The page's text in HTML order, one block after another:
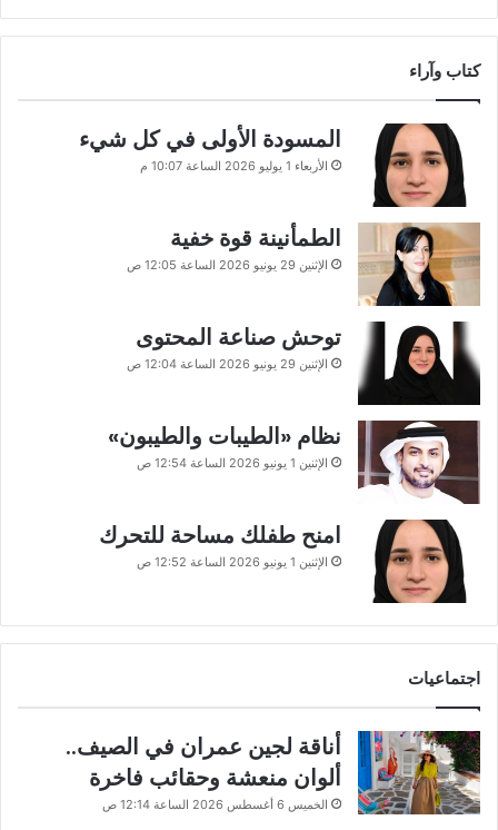
كتاب وآراء
المسودة الأولى في كل شيء
الأربعاء 1 يوليو 2026 الساعة 10:07 م
الطمأنينة قوة خفية
الإثنين 29 يونيو 2026 الساعة 12:05 ص
توحش صناعة المحتوى
الإثنين 29 يونيو 2026 الساعة 12:04 ص
نظام «الطيبات والطيبون»
الإثنين 1 يونيو 2026 الساعة 12:54 ص
امنح طفلك مساحة للتحرك
الإثنين 1 يونيو 2026 الساعة 12:52 ص
اجتماعيات
أناقة لجين عمران في الصيف..
ألوان منعشة وحقائب فاخرة
الخميس 6 أغسطس 2026 الساعة 12:14 ص